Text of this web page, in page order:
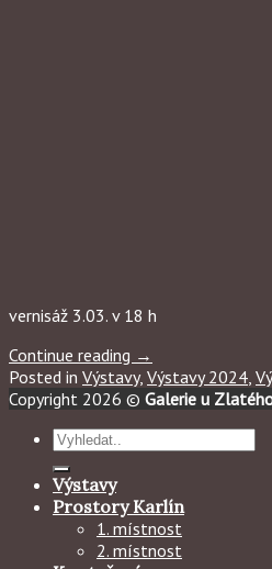
vernisáž 3.03. v 18 h
Continue reading →
Posted in Výstavy, Výstavy 2024
Copyright 2026 © Galerie u
Hledat:
Výstavy
Prostory Karlín
1. místnost
2. místnost